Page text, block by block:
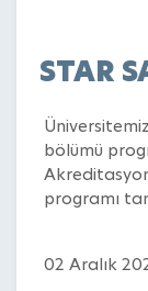
STAR
bölümü
programı
02 Aralık